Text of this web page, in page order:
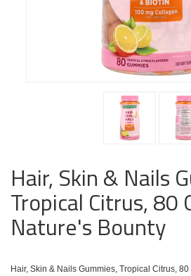
Hair, Skin & Nails
Tropical Citrus, 80
Nature's Bounty
Hair, Skin & Nails Gummies, Tropical Citrus,